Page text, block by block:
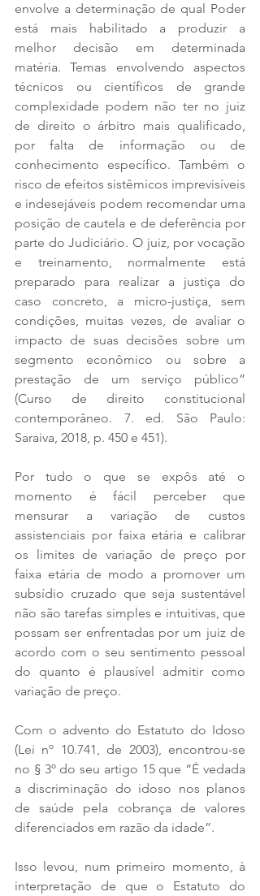
envolve a determinação de qual Poder
está mais habilitado a produzir a
melhor decisão em determinada
matéria. Temas envolvendo aspectos
técnicos ou científicos de grande
complexidade podem não ter no juiz
de direito o árbitro mais qualificado,
por falta de informação ou de
conhecimento específico. Também o
risco de efeitos sistêmicos imprevisíveis
e indesejáveis podem recomendar uma
posição de cautela e de deferência por
parte do Judiciário. O juiz, por vocação
e treinamento, normalmente está
preparado para realizar a justiça do
caso concreto, a micro-justiça, sem
condições, muitas vezes, de avaliar o
impacto de suas decisões sobre um
segmento econômico ou sobre a
prestação de um serviço público”
(Curso de direito constitucional
contemporâneo. 7. ed. São Paulo:
Saraiva, 2018, p. 450 e 451).
Por tudo o que se expôs até o
momento é fácil perceber que
mensurar a variação de custos
assistenciais por faixa etária e calibrar
os limites de variação de preço por
faixa etária de modo a promover um
subsídio cruzado que seja sustentável
não são tarefas simples e intuitivas, que
possam ser enfrentadas por um juiz de
acordo com o seu sentimento pessoal
do quanto é plausível admitir como
variação de preço.
Com o advento do Estatuto do Idoso
(Lei nº 10.741, de 2003), encontrou-se
no § 3º do seu artigo 15 que “É vedada
a discriminação do idoso nos planos
de saúde pela cobrança de valores
diferenciados em razão da idade”.
Isso levou, num primeiro momento, à
interpretação de que o Estatuto do